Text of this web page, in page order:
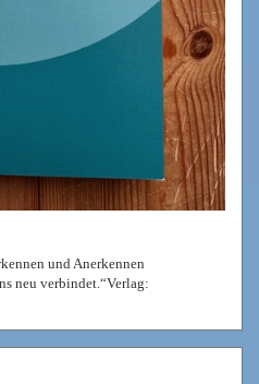
und Anerkennen
neu verbindet.“Verlag: